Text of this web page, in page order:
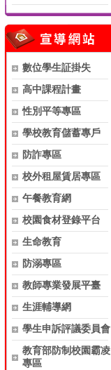
數位學生証掛失
高中課程計畫
性別平等專區
學校教育儲蓄專戶
防詐專區
校外租屋賃居專區
午餐教育網
校園食材登錄平台
生命教育
防溺專區
教師專業發展平臺
生涯輔導網
學生申訴評議委員會
教育部防制校園霸凌
專區